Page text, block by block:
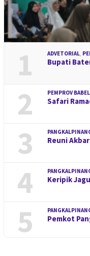
1 ADVETORIAL,
Bupati
2 PEMPROV BABEL
Safari
3 Reuni
4 Keripik
5 Pemkot